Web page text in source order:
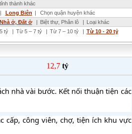
thành khác
| Long Biên |
Chọn quận huyện khác
Nhà ở, Đất ở | Biệt thự, Phân lô | Loại khác
tỷ | Từ 5 – 7 tỷ | Từ 7 – 10 tỷ | Từ 10 - 20 tỷ
12,7 tỷ
nhà vài bước. Kết nối thuận tiện các
cấp, công viên, chợ, tiện ích khu vực